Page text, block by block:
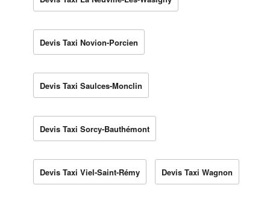
Devis Taxi Novion-Porcien
Devis Taxi Saulces-Monclin
Devis Taxi Sorcy-Bauthémont
Devis Taxi Viel-Saint-Rémy Devis Taxi Wagnon